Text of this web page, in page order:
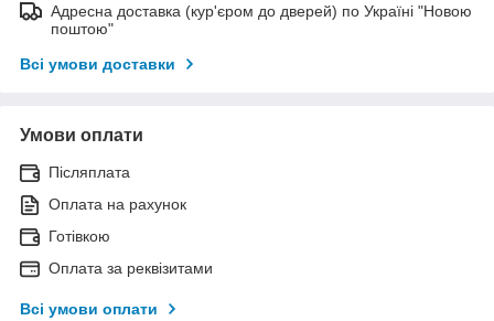
Адресна доставка (кур'єром до дверей) по Україні "Новою
поштою"
Всі умови доставки
Умови оплати
Післяплата
Оплата на рахунок
Готівкою
Оплата за реквізитами
Всі умови оплати